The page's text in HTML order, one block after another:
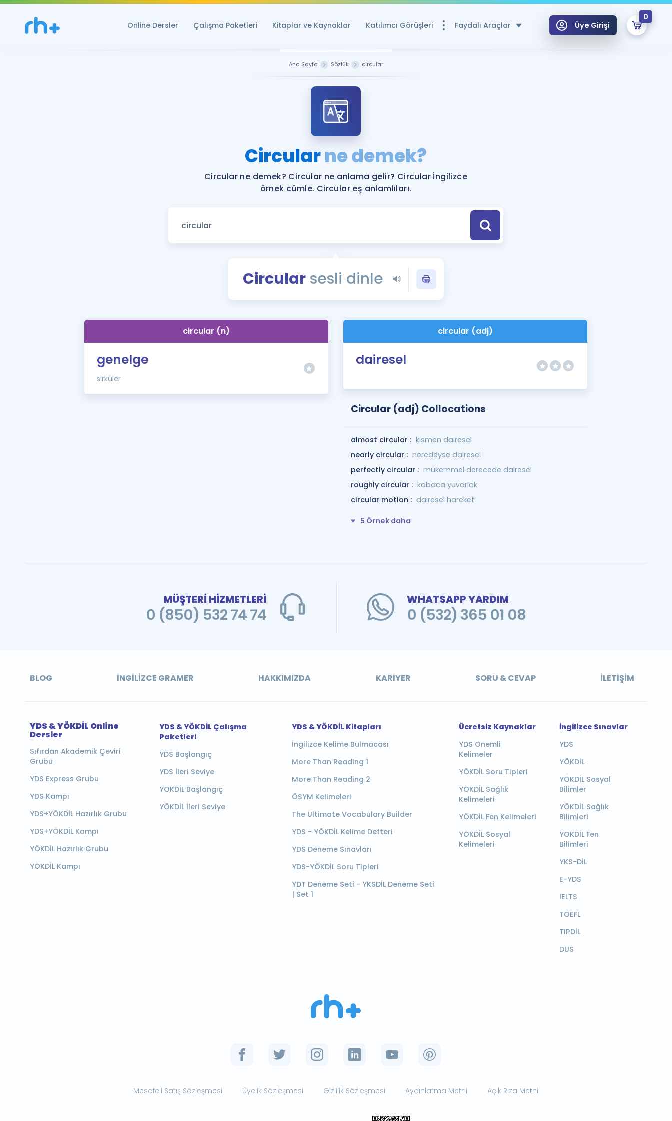
Online Dersler Çalışma Paketleri Kitaplar ve Kaynaklar Katılımcı Görüşleri Faydalı Araçlar
YDS ve YÖKDİL Puan Hesaplama Aracı
Rehberlik Aracı
YDS ve YÖKDİL'e Hazırlananlar için Öneriler
Tüm ÖSYM Sınavları Tek Takvimde
YDS - YÖKDİL Tüm Sınavlarla İlgili Haberler
İngilizce Gramer
Üye Girişi
0
Ana Sayfa Sözlük circular
Circularne demek?
Circular ne demek? Circular ne anlama gelir? Circular İngilizce
örnek cümle. Circular eş anlamlıları.
Circularsesli dinle
circular (n)
genelge
sirküler
circular (adj)
dairesel
Circular (adj) Collocations
almost circular : kısmen dairesel
nearly circular : neredeyse dairesel
perfectly circular : mükemmel derecede dairesel
roughly circular : kabaca yuvarlak
circular motion : dairesel hareket
5 Örnek daha
MÜŞTERİ HİZMETLERİ
0 (850) 532 74 74
WHATSAPP YARDIM
0 (532) 365 01 08
BLOG İNGILIZCE GRAMER HAKKIMIZDA KARIYER SORU & CEVAP İLETIŞIM
YDS & YÖKDİL Online
Dersler
Sıfırdan Akademik Çeviri
Grubu
YDS Express Grubu
YDS Kampı
YDS+YÖKDİL Hazırlık Grubu
YDS+YÖKDİL Kampı
YÖKDİL Hazırlık Grubu
YÖKDİL Kampı
YDS & YÖKDİL Çalışma
Paketleri
YDS Başlangıç
YDS İleri Seviye
YÖKDİL Başlangıç
YÖKDİL İleri Seviye
YDS & YÖKDİL Kitapları
İngilizce Kelime Bulmacası
More Than Reading 1
More Than Reading 2
ÖSYM Kelimeleri
The Ultimate Vocabulary Builder
YDS - YÖKDİL Kelime Defteri
YDS Deneme Sınavları
YDS-YÖKDİL Soru Tipleri
YDT Deneme Seti - YKSDİL Deneme Seti
| Set 1
Ücretsiz Kaynaklar
YDS Önemli
Kelimeler
YÖKDİL Soru Tipleri
YÖKDİL Sağlık
Kelimeleri
YÖKDİL Fen Kelimeleri
YÖKDİL Sosyal
Kelimeleri
İngilizce Sınavlar
YDS
YÖKDİL
YÖKDİL Sosyal
Bilimler
YÖKDİL Sağlık
Bilimleri
YÖKDİL Fen
Bilimleri
YKS-DİL
E-YDS
IELTS
TOEFL
TIPDİL
DUS
Mesafeli Satış Sözleşmesi Üyelik Sözleşmesi Gizlilik Sözleşmesi Aydınlatma Metni Açık Rıza Metni